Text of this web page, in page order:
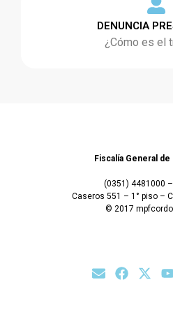
DENUNCIA
¿Cómo es el
Fiscalía General de
(0351) 4481000
Caseros 551 – 1° piso –
© 2017